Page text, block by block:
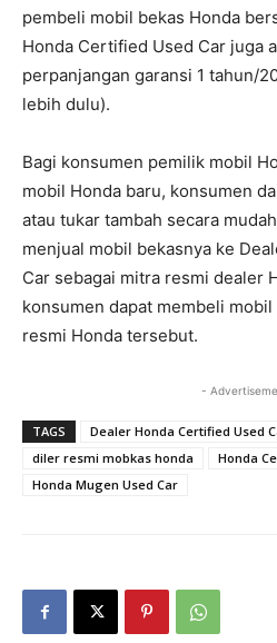
pembeli mobil bekas Honda
Honda Certified Used Car juga
perpanjangan garansi 1 tahun/
lebih dulu).
Bagi konsumen pemilik mobil
mobil Honda baru, konsumen
atau tukar tambah secara
menjual mobil bekasnya ke
Car sebagai mitra resmi dealer
konsumen dapat membeli
resmi Honda tersebut.
-
TAGS
Dealer Honda Certified Used
diler resmi mobkas honda
Honda
Honda Mugen Used Car